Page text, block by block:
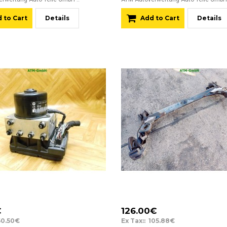
to Cart Details Add to Cart Details
126.00€
Ex Tax:: 105.88€